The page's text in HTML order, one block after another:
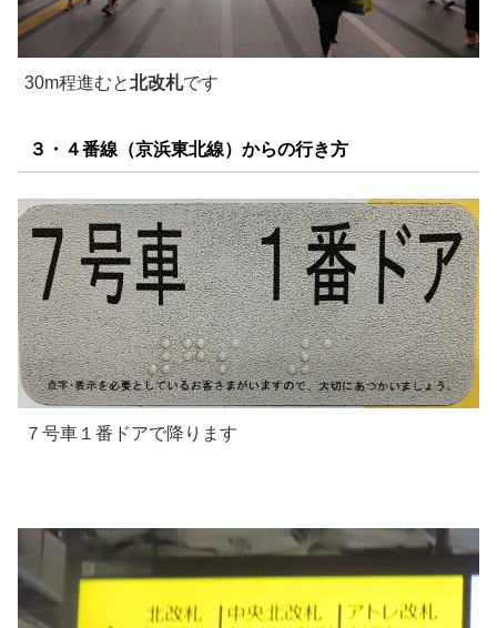
30m程進むと北改札です
３・４番線（京浜東北線）からの行き方
７号車１番ドアで降ります